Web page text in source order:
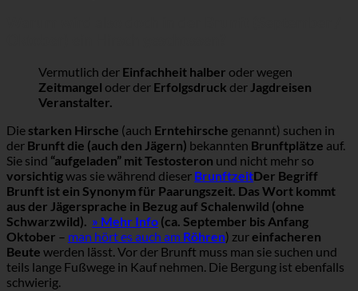
Vermutlich der Einfachheit halber oder wegen
Zeitmangel oder der Erfolgsdruck der Jagdreisen
Veranstalter.
Die starken Hirsche (auch Erntehirsche genannt) suchen in
der Brunft die (auch den Jägern) bekannten Brunftplätze auf.
Sie sind “aufgeladen” mit Testosteron und nicht mehr so
vorsichtigwas sie während dieser BrunftzeitDer Begriff
Brunft ist ein Synonym für Paarungszeit. Das Wort kommt
aus der Jägersprache in Bezug auf Schalenwild (ohne
Schwarzwild). » Mehr Info (ca. September bis Anfang
Oktober – man hört es auch am Röhren) zureinfacheren
Beute werden lässt. Vor der Brunft muss man sie suchen und
teils lange Fußwege in Kauf nehmen. Die Bergung ist ebenfalls
schwierig.